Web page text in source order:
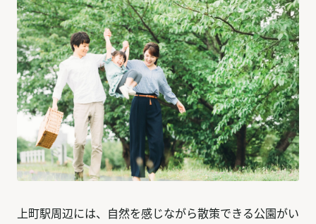
上町駅周辺には、自然を感じながら散策できる公園がい